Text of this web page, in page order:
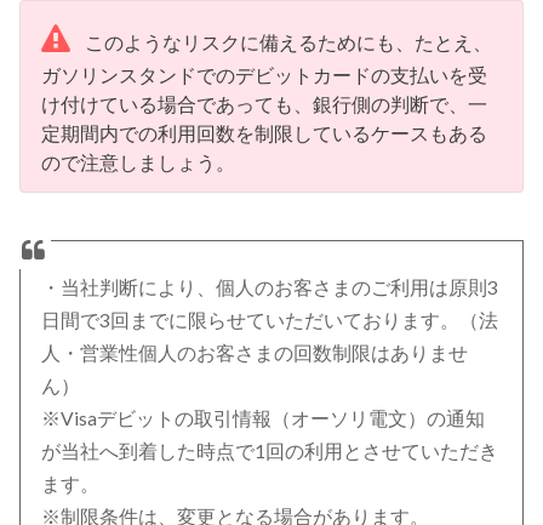
このようなリスクに備えるためにも、たとえ、
ガソリンスタンドでのデビットカードの支払いを受
け付けている場合であっても、銀行側の判断で、一
定期間内での利用回数を制限しているケースもある
ので注意しましょう。
・当社判断により、個人のお客さまのご利用は原則3
日間で3回までに限らせていただいております。（法
人・営業性個人のお客さまの回数制限はありませ
ん）
※Visaデビットの取引情報（オーソリ電文）の通知
が当社へ到着した時点で1回の利用とさせていただき
ます。
※制限条件は、変更となる場合があります。